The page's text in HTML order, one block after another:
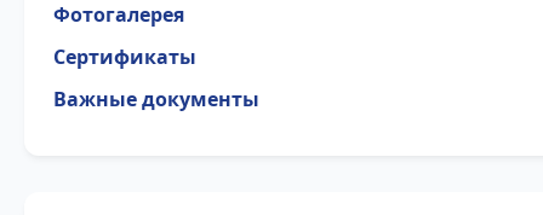
Фотогалерея
Сертификаты
Важные документы